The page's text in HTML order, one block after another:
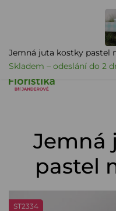
Jemná
pastel
ST2334
Jemná juta kostky pastel
Skladem – odeslání do 2